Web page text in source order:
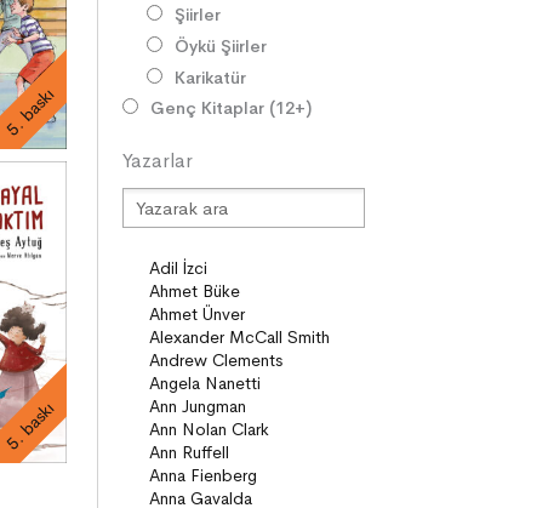
5. baskı
5. baskı
Şiirler
Öykü Şiirler
Karikatür
Genç Kitaplar (12+)
Diziler
Öyküler
Şiirler
Deneme
Anlatı
Seçki
Köprü Kitaplar (10+)
Roman
Öyküler
Anlatı
ON8 (15+)
Roman
Yazarlar